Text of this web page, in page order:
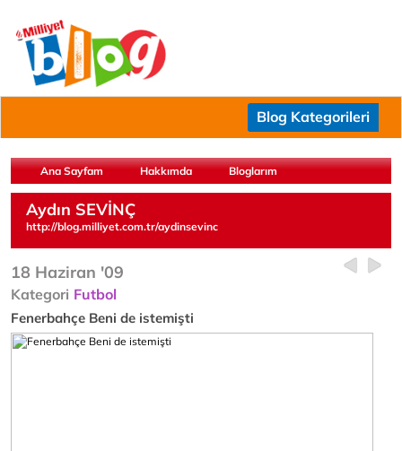
Blog Kategorileri
Ana Sayfam Hakkımda Bloglarım
Aydın SEVİNÇ
http://blog.milliyet.com.tr/aydinsevinc
18 Haziran '09
Kategori Futbol
Fenerbahçe Beni de istemişti